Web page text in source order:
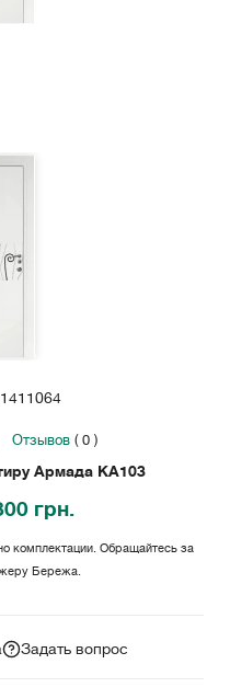
Отзывов ( 0 )
Армада KA103
грн.
комплектации. Обращайтесь за
Бережа.
Задать вопрос